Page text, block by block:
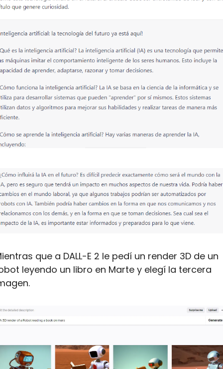
que a DALL-E 2 le pedí un render 3D de un
leyendo un libro en Marte y elegí la tercera